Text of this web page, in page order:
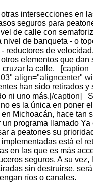
intersecciones en
seguros para
de calle con
nivel de banqueta - o
reductores de
elementos que dan
la calle. [caption
align="aligncenter"
han sido retirados y
ni uno más.[/caption]
es la única en poner
Michoacán, hace tan
programa llamado Ya
a peatones su
está el
en las que es más
seguros. A su vez,
sin destruirse,
ríos o canales.